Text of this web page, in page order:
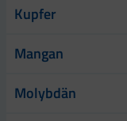
Kupfer
Mangan
Molybdän